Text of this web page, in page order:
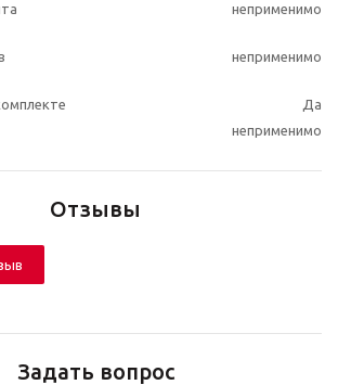
неприменимо
неприменимо
Да
неприменимо
Отзывы
Задать вопрос